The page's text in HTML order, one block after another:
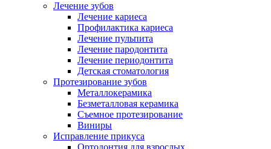
Лечение зубов
Лечение кариеса
Профилактика кариеса
Лечение пульпита
Лечение пародонтита
Лечение периодонтита
Детская стоматология
Протезирование зубов
Металлокерамика
Безметалловая керамика
Съемное протезирование
Виниры
Исправление прикуса
Ортодонтия для взрослых